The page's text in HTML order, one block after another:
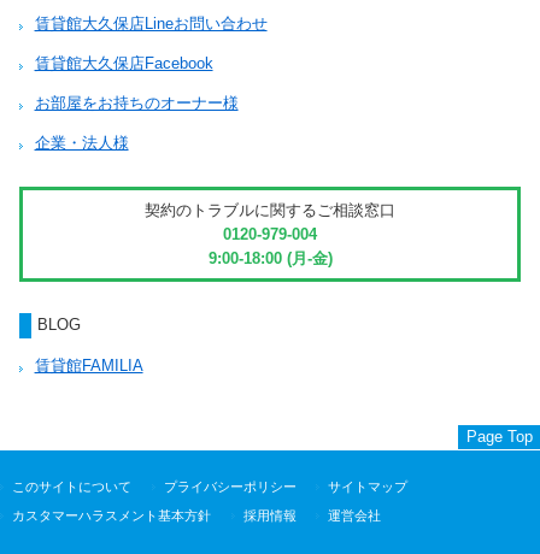
賃貸館大久保店Lineお問い合わせ
賃貸館大久保店Facebook
お部屋をお持ちのオーナー様
企業・法人様
契約のトラブルに関するご相談窓口
0120-979-004
9:00-18:00 (月-金)
BLOG
賃貸館FAMILIA
Page Top
このサイトについて プライバシーポリシー
サイトマップ
カスタマーハラスメント基本方針
採用情報 運営会社